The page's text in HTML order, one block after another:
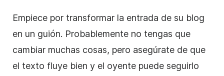
Empiece por transformar la entrada de su blog
en un guión. Probablemente no tengas que
cambiar muchas cosas, pero asegúrate de que
el texto fluye bien y el oyente puede seguirlo